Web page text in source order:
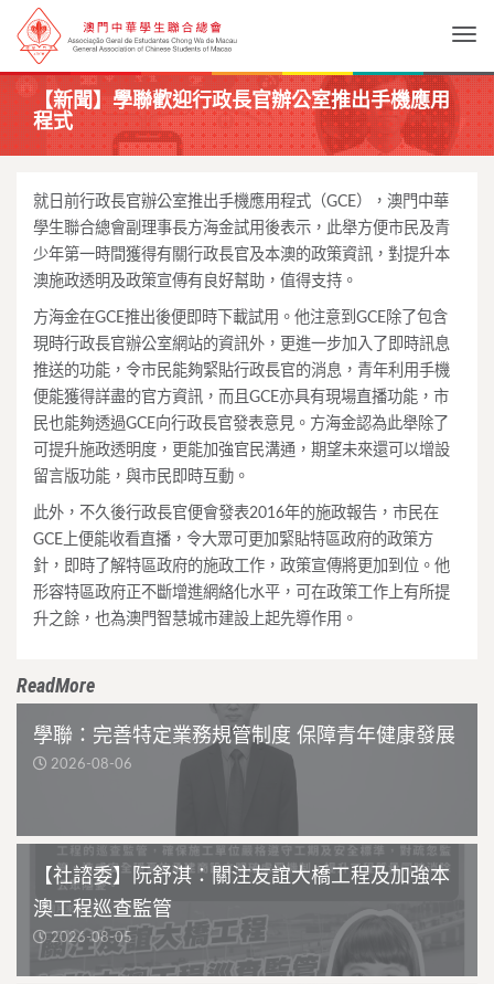
【新聞】學聯歡迎行政長官辦公室推出手機應用
程式
就日前行政長官辦公室推出手機應用程式（GCE），澳門中華
學生聯合總會副理事長方海金試用後表示，此舉方便市民及青
少年第一時間獲得有關行政長官及本澳的政策資訊，對提升本
澳施政透明及政策宣傳有良好幫助，值得支持。
方海金在GCE推出後便即時下載試用。他注意到GCE除了包含
現時行政長官辦公室網站的資訊外，更進一步加入了即時訊息
推送的功能，令市民能夠緊貼行政長官的消息，青年利用手機
便能獲得詳盡的官方資訊，而且GCE亦具有現場直播功能，市
民也能夠透過GCE向行政長官發表意見。方海金認為此舉除了
可提升施政透明度，更能加強官民溝通，期望未來還可以增設
留言版功能，與市民即時互動。
此外，不久後行政長官便會發表2016年的施政報告，市民在
GCE上便能收看直播，令大眾可更加緊貼特區政府的政策方
針，即時了解特區政府的施政工作，政策宣傳將更加到位。他
形容特區政府正不斷增進網絡化水平，可在政策工作上有所提
升之餘，也為澳門智慧城市建設上起先導作用。
ReadMore
學聯：完善特定業務規管制度 保障青年健康發展
2026-08-06
【社諮委】阮舒淇：關注友誼大橋工程及加強本
澳工程巡查監管
2026-08-05